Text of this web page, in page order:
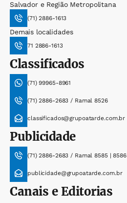
Salvador e Região Metropolitana
(71) 2886-1613
Demais localidades
71 2886-1613
Classificados
(71) 99965-8961
(71) 2886-2683 / Ramal 8526
classificados@grupoatarde.com.br
Publicidade
(71) 2886-2683 / Ramal 8585 | 8586
publicidade@grupoatarde.com.br
Canais e Editorias